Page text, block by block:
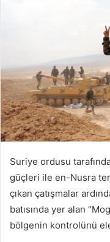
Suriye ordusu
güçleri ile en-Nusra
çıkan çatışmalar
batısında yer alan
bölgenin kontrolünü